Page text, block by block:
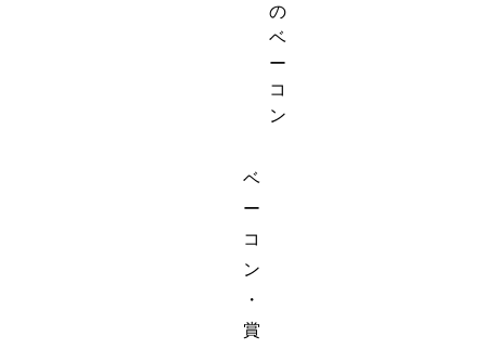
の
ベ
ー
コ
ン
ベ
ー
コ
ン
・
賞